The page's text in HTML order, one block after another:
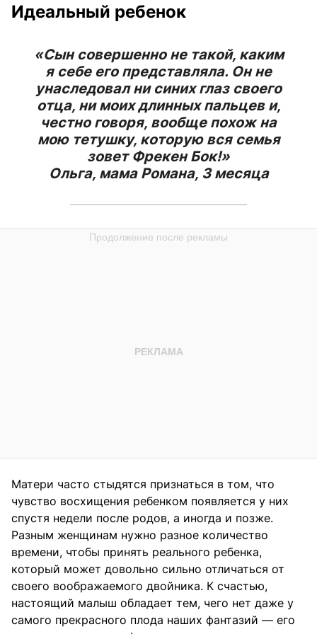
Идеальный ребенок
«Сын совершенно не такой, каким
я себе его представляла. Он не
унаследовал ни синих глаз своего
отца, ни моих длинных пальцев и,
честно говоря, вообще похож на
мою тетушку, которую вся семья
зовет Фрекен Бок!»
Ольга, мама Романа, 3 месяца
Матери часто стыдятся признаться в том, что
чувство восхищения ребенком появляется у них
спустя недели после родов, а иногда и позже.
Разным женщинам нужно разное количество
времени, чтобы принять реального ребенка,
который может довольно сильно отличаться от
своего воображаемого двойника. К счастью,
настоящий малыш обладает тем, чего нет даже у
самого прекрасного плода наших фантазий — его